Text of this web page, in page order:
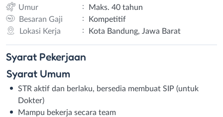
Umur
:
Maks. 40 tahun
Besaran Gaji
:
Kompetitif
Lokasi Kerja
: Kota Bandung, Jawa Barat
Syarat Pekerjaan
Syarat Umum
STR aktif dan berlaku, bersedia membuat SIP (untuk
Dokter)
Mampu bekerja secara team